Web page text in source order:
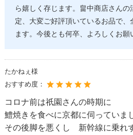
ら嬉しく存じます。畠中商店さんの
定、大変ご好評頂いているお品で
ます。今後とも何卒、よろしくお願
たかねぇ様
おすすめ度：
コロナ前は祇園さんの時期に
鱧焼きを食べに京都に伺っていま
その後脚を悪くし 新幹線に乗れ